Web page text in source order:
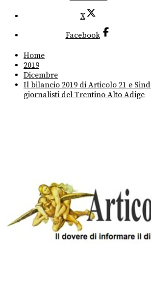
X
Facebook
Home
2019
Dicembre
Il bilancio 2019 di Articolo 21 e
giornalisti del Trentino Alto Adige